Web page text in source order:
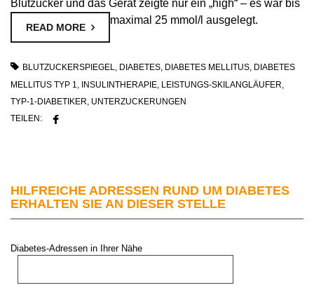
Blutzucker und das Gerät zeigte nur ein „high“ – es war bis
maximal 25 mmol/l ausgelegt.
READ MORE
BLUTZUCKERSPIEGEL DIABETES DIABETES MELLITUS DIABETES
MELLITUS TYP 1
INSULINTHERAPIE LEISTUNGS-SKILANGLÄUFER
TYP-1-DIABETIKER UNTERZUCKERUNGEN
TEILEN:
HILFREICHE ADRESSEN RUND UM DIABETES
ERHALTEN SIE AN DIESER STELLE
Diabetes-Adressen in Ihrer Nähe